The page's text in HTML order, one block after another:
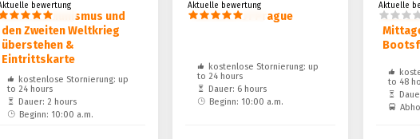
Den Kommunismus und
den Zweiten Weltkrieg
überstehen &
Eintrittskarte
kostenlose Stornierung: up
to 24 hours
Dauer: 2 hours
Beginn: 10:00 a.m.
bewertung
The Best of Prague
kostenlose Stornierung: up
to 24 hours
Dauer: 6 hours
Beginn: 10:00 a.m.
Aktuelle bewertung
Das
to 48
Aktuelle